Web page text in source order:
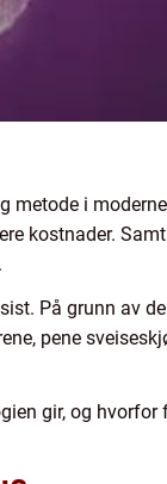
i
kostnader.
På grunn av
pene
gir, og hvorfor